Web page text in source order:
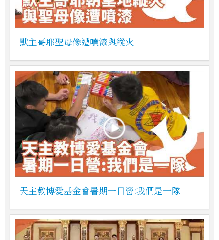
默主哥耶聖母像遭噴漆與縱火
天主教博愛基金會暑期一日營:我們是一隊